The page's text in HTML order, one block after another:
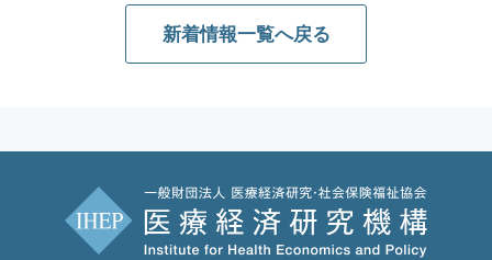
新着情報一覧へ戻る